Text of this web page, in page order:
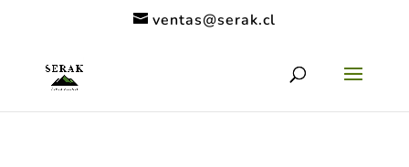
ventas@serak.cl